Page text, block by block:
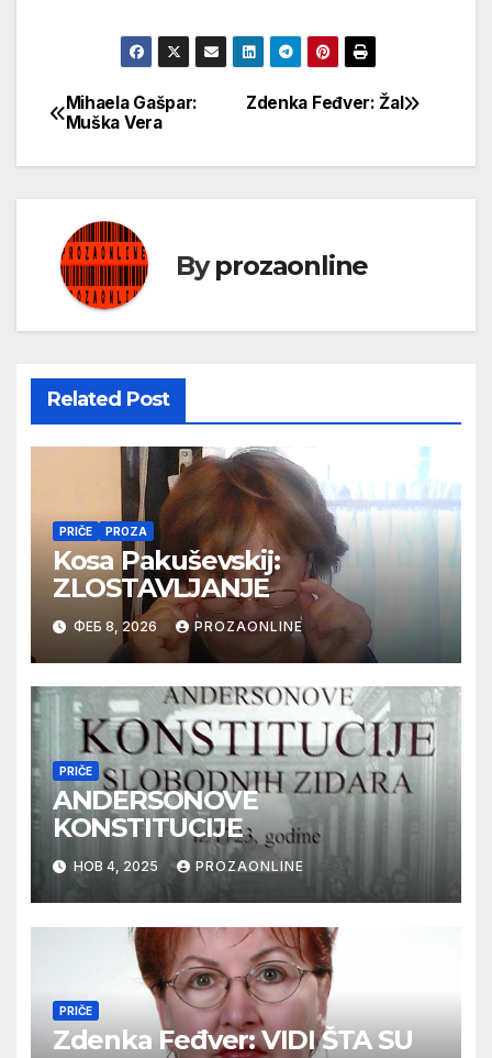
Кретање
чланка
Zdenka Feđver: Žal
Mihaela Gašpar:
Muška Vera
Byprozaonline
Related Post
PRIČE PROZA
Kosa Pakuševskij:
ZLOSTAVLJANJE
ФЕБ 8, 2026 PROZAONLINE
PRIČE
ANDERSONOVE
KONSTITUCIJE
НОВ 4, 2025 PROZAONLINE
PRIČE
Zdenka Feđver: VIDI ŠTA SU